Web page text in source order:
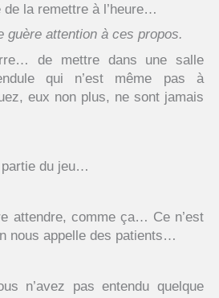
la remettre à l’heure…
guère attention à ces propos.
de mettre dans une salle
qui n’est même pas à
eux non plus, ne sont jamais
du jeu…
attendre, comme ça… Ce n’est
nous appelle des patients…
n’avez pas entendu quelque